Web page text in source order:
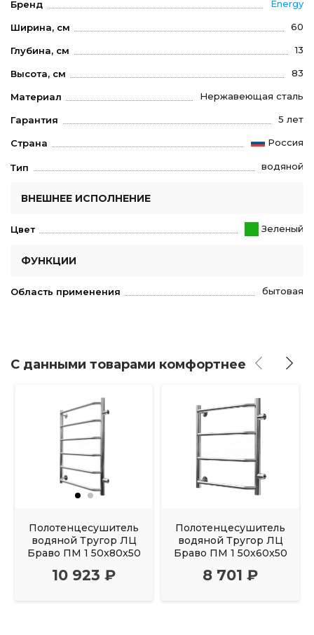
Бренд Energy
Ширина, см 60
Глубина, см 13
Высота, см 83
Материал Нержавеющая сталь
Гарантия 5 лет
Страна Россия
Тип водяной
ВНЕШНЕЕ ИСПОЛНЕНИЕ
Цвет Зеленый
ФУНКЦИИ
Область применения бытовая
С данными товарами комфортнее
Полотенцесушитель
водяной Тругор ЛЦ
Браво ПМ 1 50x80x50
10 923 ₽
Полотенцесушитель
водяной Тругор ЛЦ
Браво ПМ 1 50x60x50
8 701 ₽